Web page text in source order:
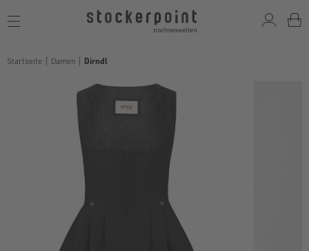
Toggle
Startseite Damen Dirndl